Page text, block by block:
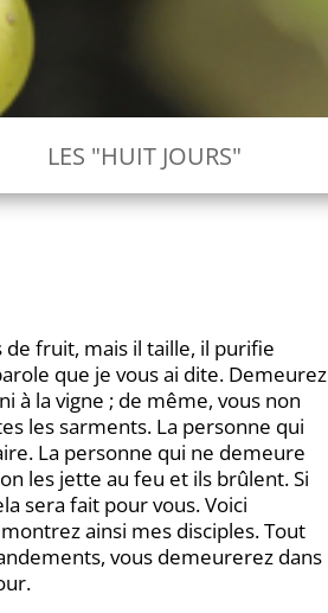
LES "HUIT JOURS"
fruit, mais il taille, il purifie
que je vous ai dite. Demeurez
à la vigne ; de même, vous non
les sarments. La personne qui
La personne qui ne demeure
les jette au feu et ils brûlent. Si
sera fait pour vous. Voici
ainsi mes disciples. Tout
vous demeurerez dans